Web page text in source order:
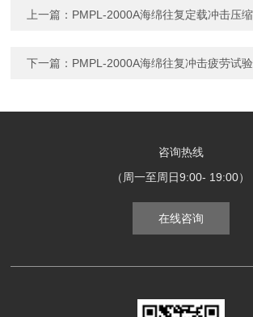
上一篇： PMPL-2000A海绵往复定载冲击压
下一篇： PMPL-2000A海绵往复冲击疲劳试
咨询热线
（周一至周日9:00- 19:00）
在线咨询